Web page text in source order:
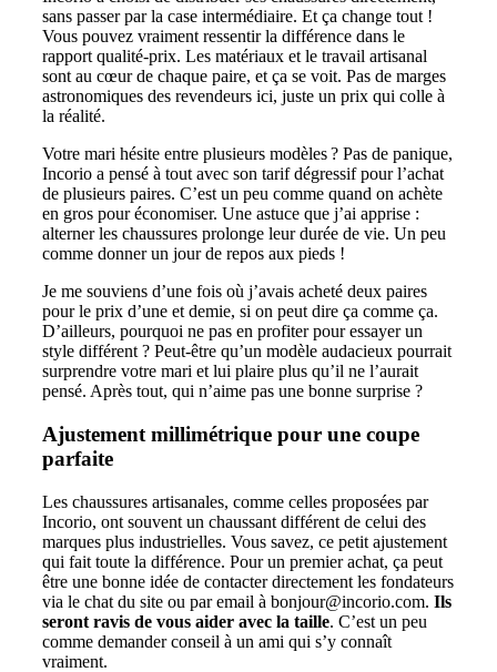
sans passer par la case intermédiaire. Et ça change tout !
Vous pouvez vraiment ressentir la différence dans le
rapport qualité-prix. Les matériaux et le travail artisanal
sont au cœur de chaque paire, et ça se voit. Pas de marges
astronomiques des revendeurs ici, juste un prix qui colle à
la réalité.
Votre mari hésite entre plusieurs modèles ? Pas de panique,
Incorio a pensé à tout avec son tarif dégressif pour l’achat
de plusieurs paires. C’est un peu comme quand on achète
en gros pour économiser. Une astuce que j’ai apprise :
alterner les chaussures prolonge leur durée de vie. Un peu
comme donner un jour de repos aux pieds !
Je me souviens d’une fois où j’avais acheté deux paires
pour le prix d’une et demie, si on peut dire ça comme ça.
D’ailleurs, pourquoi ne pas en profiter pour essayer un
style différent ? Peut-être qu’un modèle audacieux pourrait
surprendre votre mari et lui plaire plus qu’il ne l’aurait
pensé. Après tout, qui n’aime pas une bonne surprise ?
Ajustement millimétrique pour une coupe
parfaite
Les chaussures artisanales, comme celles proposées par
Incorio, ont souvent un chaussant différent de celui des
marques plus industrielles. Vous savez, ce petit ajustement
qui fait toute la différence. Pour un premier achat, ça peut
être une bonne idée de contacter directement les fondateurs
via le chat du site ou par email à bonjour@incorio.com. Ils
seront ravis de vous aider avec la taille. C’est un peu
comme demander conseil à un ami qui s’y connaît
vraiment.